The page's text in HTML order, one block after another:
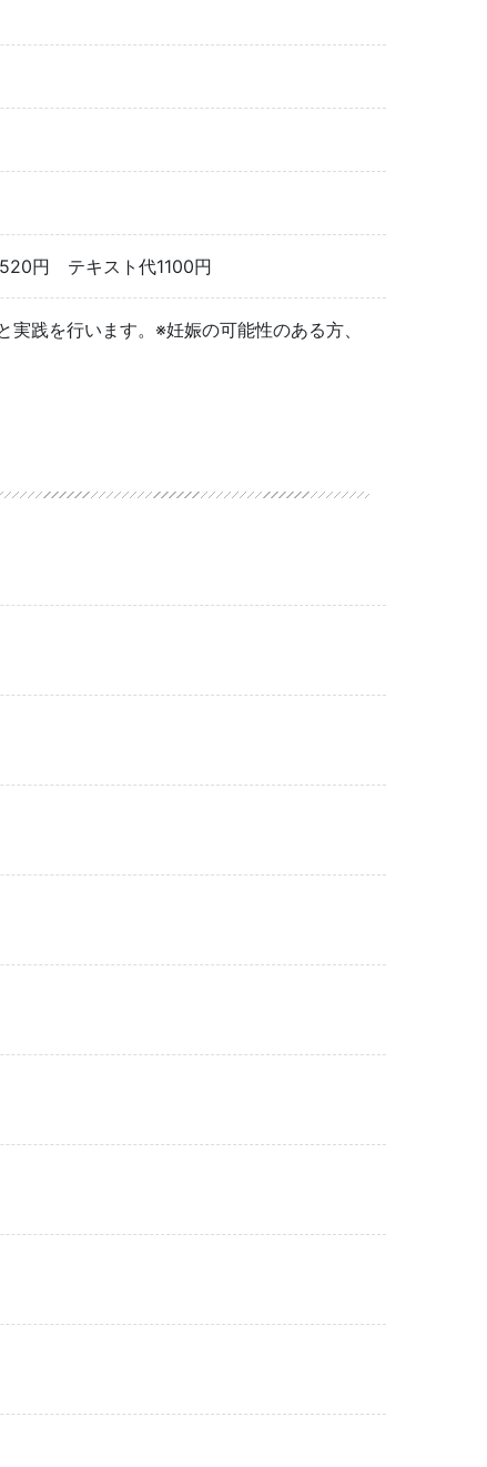
円 テキスト代1100円
践を行います。※妊娠の可能性のある方、